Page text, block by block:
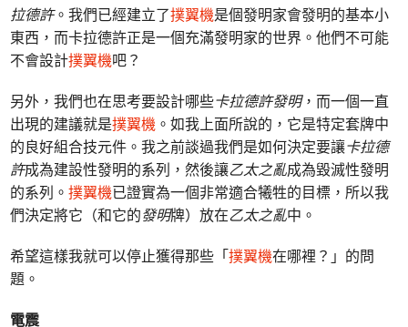
拉德許。我們已經建立了撲翼機是個發明家會發明的基本小
東西，而卡拉德許正是一個充滿發明家的世界。他們不可能
不會設計撲翼機吧？
另外，我們也在思考要設計哪些卡拉德許發明，而一個一直
出現的建議就是撲翼機 。如我上面所說的，它是特定套牌中
的良好組合技元件。我之前談過我們是如何決定要讓卡拉德
許成為建設性發明的系列，然後讓乙太之亂成為毀滅性發明
的系列。撲翼機已證實為一個非常適合犧牲的目標，所以我
們決定將它（和它的發明牌）放在乙太之亂中。
希望這樣我就可以停止獲得那些「撲翼機在哪裡？」的問
題。
電震